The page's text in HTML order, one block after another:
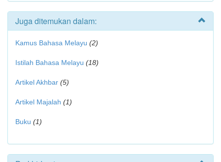
Juga ditemukan dalam:
Kamus Bahasa Melayu (2)
Istilah Bahasa Melayu (18)
Artikel Akhbar (5)
Artikel Majalah (1)
Buku (1)